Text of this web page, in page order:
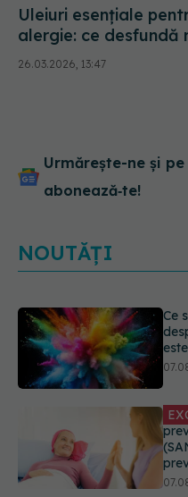
Uleiuri esențiale
alergie: ce desfundă
și ce ajută la rinita
26.03.2026, 13:47
Urmărește-ne și
abonează‑te!
NOUTĂȚI